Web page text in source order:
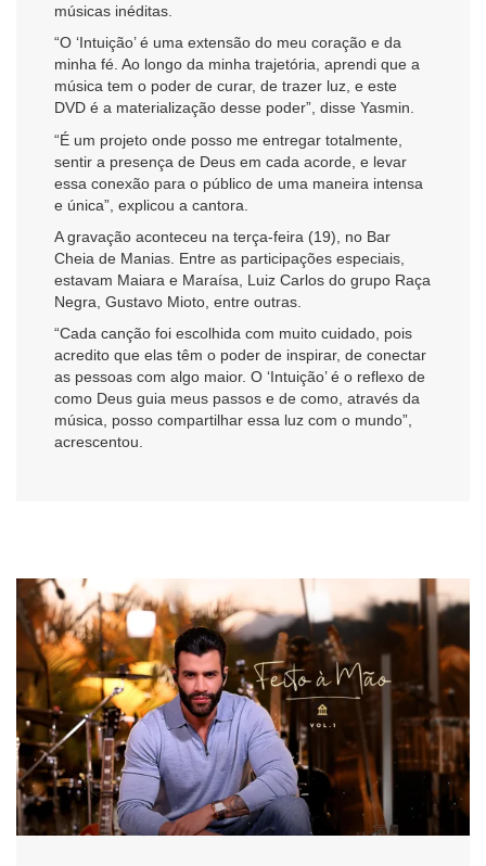
músicas inéditas.
“O ‘Intuição’ é uma extensão do meu coração e da
minha fé. Ao longo da minha trajetória, aprendi que a
música tem o poder de curar, de trazer luz, e este
DVD é a materialização desse poder”, disse Yasmin.
“É um projeto onde posso me entregar totalmente,
sentir a presença de Deus em cada acorde, e levar
essa conexão para o público de uma maneira intensa
e única”, explicou a cantora.
A gravação aconteceu na terça-feira (19), no Bar
Cheia de Manias. Entre as participações especiais,
estavam Maiara e Maraísa, Luiz Carlos do grupo Raça
Negra, Gustavo Mioto, entre outras.
“Cada canção foi escolhida com muito cuidado, pois
acredito que elas têm o poder de inspirar, de conectar
as pessoas com algo maior. O ‘Intuição’ é o reflexo de
como Deus guia meus passos e de como, através da
música, posso compartilhar essa luz com o mundo”,
acrescentou.